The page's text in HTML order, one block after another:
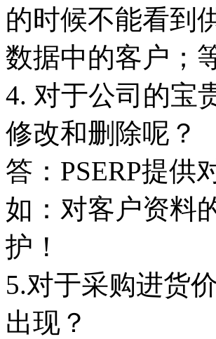
的时候不能看到
数据中的客户；
4. 对于公司的宝
修改和删除呢？
答：PSERP提供
如：对客户资料
护！
5.对于采购进货
出现？